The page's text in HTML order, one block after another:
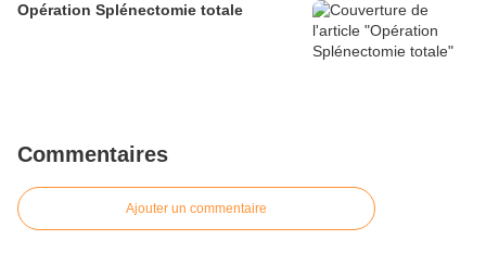
Opération Splénectomie totale
Commentaires
Ajouter un commentaire